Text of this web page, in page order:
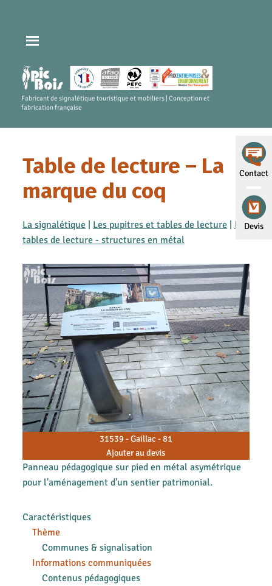
Contact
Devis
Fabricant de signalétique touristique et mobiliers | Conception et
fabrication française
Table de lecture – La
marque du coq
La signalétique| Les pupitres et tables de lecture| Les
tables de lecture - structures en métal
31539 - Gaillac - 81
Ajouter au devis
Panneau pédagogique sur pied en métal asymétrique
pour l'aménagement d'un sentier patrimonial.
Caractéristiques
Thème
Communes & signalisation
Informations communiquées
Contenus pédagogiques